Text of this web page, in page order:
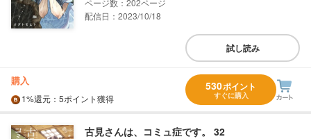
202
配信日：2023/10/18
試し読み
購入
1%還元 ：5ポイント獲得
530ポイント
すぐに購入
古見さんは、コミュ症です。 32